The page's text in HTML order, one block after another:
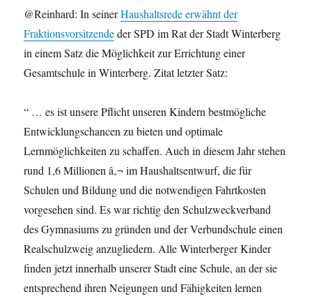
@Reinhard: In seinerHaushaltsrede erwähnt der
Fraktionsvorsitzendeder SPD im Rat der Stadt Winterberg
in einem Satz die Möglichkeit zur Errichtung einer
Gesamtschule in Winterberg. Zitat letzter Satz:
“ … es ist unsere Pflicht unseren Kindern bestmögliche
Entwicklungschancen zu bieten und optimale
Lernmöglichkeiten zu schaffen. Auch in diesem Jahr stehen
rund 1,6 Millionen â‚¬ im Haushaltsentwurf, die für
Schulen und Bildung und die notwendigen Fahrtkosten
vorgesehen sind. Es war richtig den Schulzweckverband
des Gymnasiums zu gründen und der Verbundschule einen
Realschulzweig anzugliedern. Alle Winterberger Kinder
finden jetzt innerhalb unserer Stadt eine Schule, an der sie
entsprechend ihren Neigungen und Fähigkeiten lernen